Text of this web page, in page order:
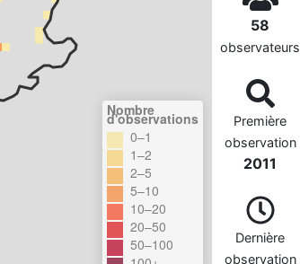
Nombre
d'observations
0–1
1–2
2–5
5–10
10–20
20–50
50–100
58
observateurs
Première
observation
2011
Dernière
observation